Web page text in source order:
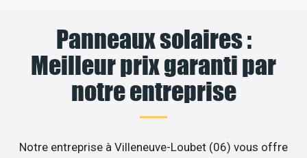
Panneaux solaires :
Meilleur prix garanti par
notre entreprise
Notre entreprise à Villeneuve-Loubet (06) vous offre